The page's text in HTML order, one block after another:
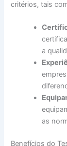
critérios, tais
a
as
Benefícios do